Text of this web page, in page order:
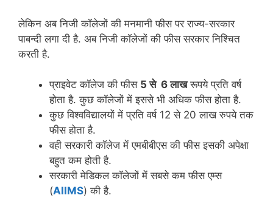
लेकिन अब निजी कॉलेजों की मनमानी फीस पर राज्य-सरकार
पाबन्दी लगा दी है. अब निजी कॉलेजों की फीस सरकार निश्चित
करती है.
प्राइवेट कॉलेज की फीस 5 से 6 लाखरूपये प्रति वर्ष
होता है. कुछ कॉलेजों में इससे भी अधिक फीस होता है.
कुछ विश्वविद्यालयों में प्रति वर्ष 12 से 20 लाख रुपये तक
फीस होता है.
वही सरकारी कॉलेज में एमबीबीएस की फीस इसकी अपेक्षा
बहुत कम होती है.
सरकारी मेडिकल कॉलेजों में सबसे कम फीस एम्स
(AIIMS) की है.